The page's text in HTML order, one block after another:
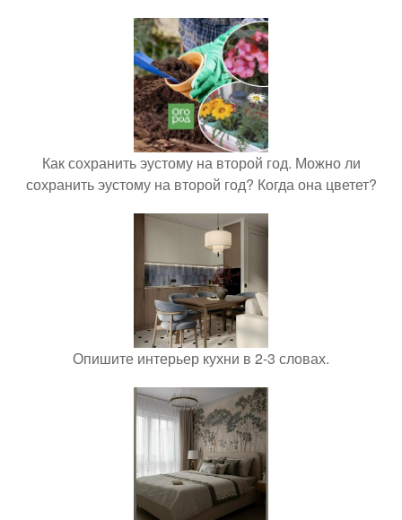
Как сохранить эустому на второй год. Можно ли
сохранить эустому на второй год? Когда она цветет?
Опишите интерьер кухни в 2-3 словах.